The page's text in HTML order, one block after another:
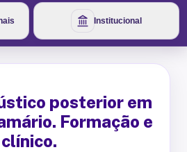
Institucional
posterior em
Formação e